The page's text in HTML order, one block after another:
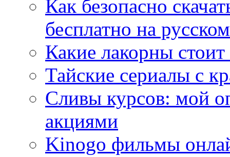
Как безопасно
бесплатно на
Какие лакорны
Тайские сериалы с
Сливы курсов: мой
акциями
Kinogo фильмы